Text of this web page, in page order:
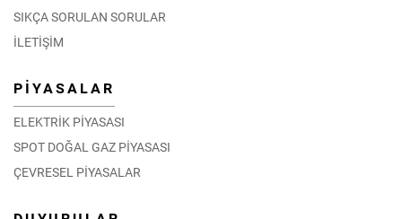
SIKÇA SORULAN SORULAR
İLETİŞİM
PİYASALAR
ELEKTRİK PİYASASI
SPOT DOĞAL GAZ PİYASASI
ÇEVRESEL PİYASALAR